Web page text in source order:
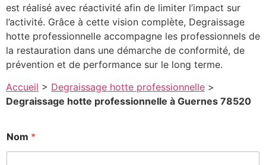
est réalisé avec réactivité afin de limiter l’impact sur
l’activité. Grâce à cette vision complète, Degraissage
hotte professionnelle accompagne les professionnels de
la restauration dans une démarche de conformité, de
prévention et de performance sur le long terme.
Accueil > Degraissage hotte professionnelle >
Degraissage hotte professionnelle à Guernes 78520
*
M
Nom *